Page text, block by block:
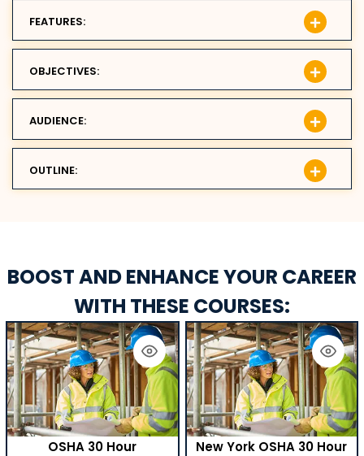
FEATURES:
OBJECTIVES:
AUDIENCE:
OUTLINE:
BOOST AND ENHANCE YOUR CAREER
WITH THESE COURSES:
OSHA 30 Hour
New York OSHA 30 Hour